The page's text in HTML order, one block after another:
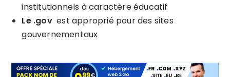
institutionnels à caractère éducatif
Le .govest approprié pour des sites
gouvernementaux